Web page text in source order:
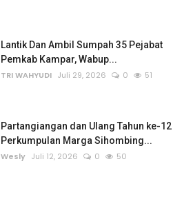
Lantik Dan Ambil Sumpah 35 Pejabat
Pemkab Kampar, Wabup...
TRI WAHYUDI Juli 29, 2026 0 51
Partangiangan dan Ulang Tahun ke-12
Perkumpulan Marga Sihombing...
Wesly Juli 12, 2026 0 50